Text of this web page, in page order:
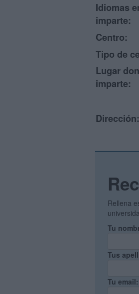
Idiomas
imparte:
Centro:
Tipo de
Lugar
imparte:
Dirección:
Rellena
Tu
Tus
Tu email: